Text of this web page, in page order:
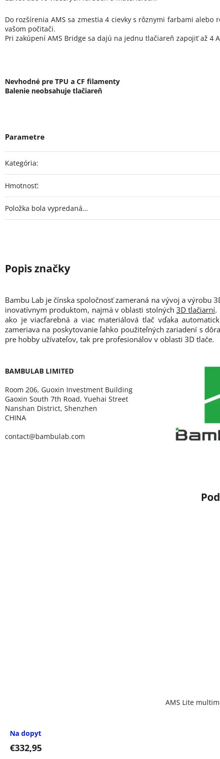
Do rozšírenia AMS sa zmestia 4 cievky s rôznymi farbami
vašom počitači.
Pri zakúpení AMS Bridge sa dajú na jednu tlačiareň zapojiť až 4
Nevhodné pre TPU a CF filamenty
Balenie neobsahuje tlačiareň
Kategória:
Hmotnosť:
Položka bola vypredaná…
AMS Lite
Na dopyt
€332,95
Bambu Lab je čínska spoločnosť zameraná na vývoj a výrobu
inovatívnym produktom, najmä v oblasti stolných 3D tlačiarní.
ako je viacfarebná a viac materiálová tlač vďaka
zameriava na poskytovanie ľahko použiteľných zariadení s
pre hobby užívateľov, tak pre profesionálov v oblasti 3D tlače.
BAMBULAB LIMITED
Room 206, Guoxin Investment Building
Gaoxin South 7th Road, Yuehai Street
Nanshan District, Shenzhen
CHINA
contact@bambulab.com